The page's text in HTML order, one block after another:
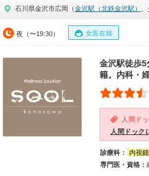
石川県金沢市広岡（金沢駅（北鉄金沢駅）
夜（〜19:30） 女医在籍
金沢駅徒歩5
籍。内科・
人間ド
人間ドック
診療科： 内視鏡
専門医・資格：